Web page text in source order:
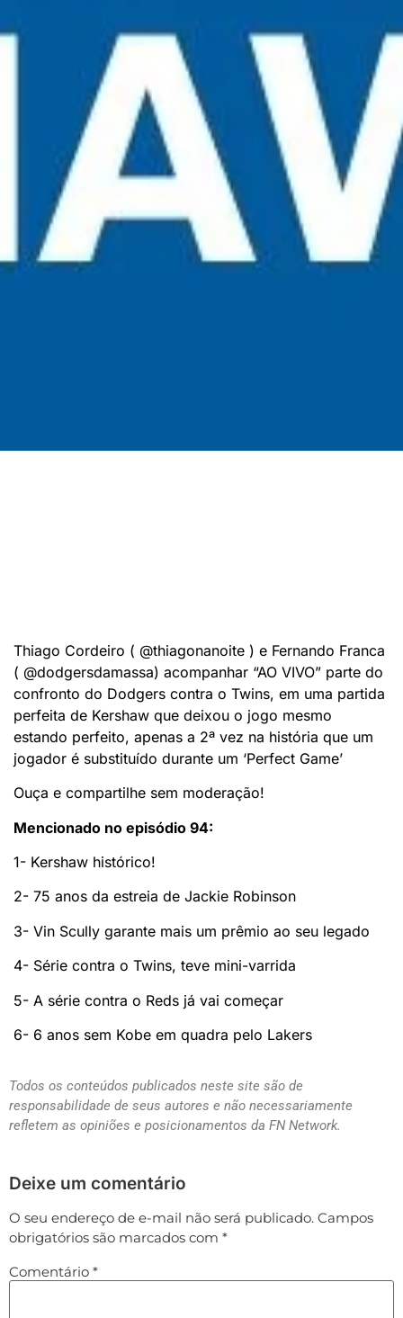
Thiago Cordeiro ( @thiagonanoite ) e Fernando Franca
( @dodgersdamassa) acompanhar “AO VIVO” parte do
confronto do Dodgers contra o Twins, em uma partida
perfeita de Kershaw que deixou o jogo mesmo
estando perfeito, apenas a 2ª vez na história que um
jogador é substituído durante um ‘Perfect Game’
Ouça e compartilhe sem moderação!
Mencionado no episódio 94:
1- Kershaw histórico!
2- 75 anos da estreia de Jackie Robinson
3- Vin Scully garante mais um prêmio ao seu legado
4- Série contra o Twins, teve mini-varrida
5- A série contra o Reds já vai começar
6- 6 anos sem Kobe em quadra pelo Lakers
Todos os conteúdos publicados neste site são de
responsabilidade de seus autores e não necessariamente
refletem as opiniões e posicionamentos da FN Network.
Deixe um comentário
O seu endereço de e-mail não será publicado. Campos
obrigatórios são marcados com *
Comentário *